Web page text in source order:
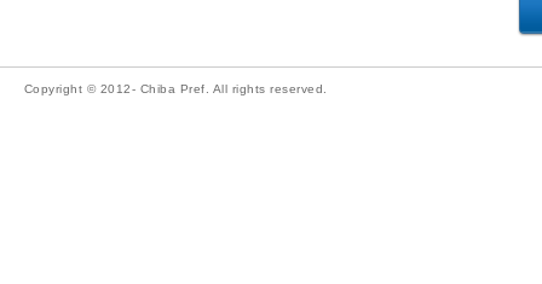
Copyright © 2012- Chiba Pref. All rights reserved.